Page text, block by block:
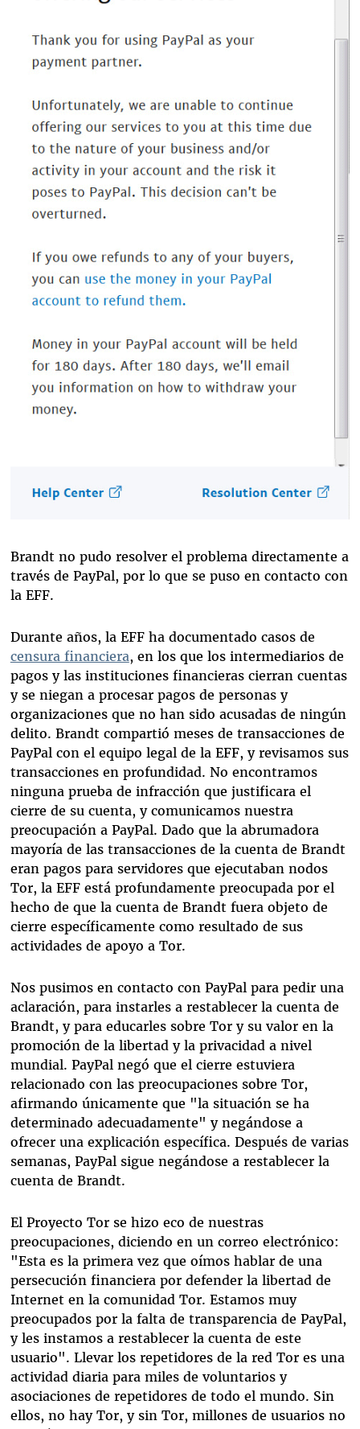
Brandt no pudo resolver el problema directamente a
través de PayPal, por lo que se puso en contacto con
la EFF.
Durante años, la EFF ha documentado casos de
censura financiera, en los que los intermediarios de
pagos y las instituciones financieras cierran cuentas
y se niegan a procesar pagos de personas y
organizaciones que no han sido acusadas de ningún
delito. Brandt compartió meses de transacciones de
PayPal con el equipo legal de la EFF, y revisamos sus
transacciones en profundidad. No encontramos
ninguna prueba de infracción que justificara el
cierre de su cuenta, y comunicamos nuestra
preocupación a PayPal. Dado que la abrumadora
mayoría de las transacciones de la cuenta de Brandt
eran pagos para servidores que ejecutaban nodos
Tor, la EFF está profundamente preocupada por el
hecho de que la cuenta de Brandt fuera objeto de
cierre específicamente como resultado de sus
actividades de apoyo a Tor.
Nos pusimos en contacto con PayPal para pedir una
aclaración, para instarles a restablecer la cuenta de
Brandt, y para educarles sobre Tor y su valor en la
promoción de la libertad y la privacidad a nivel
mundial. PayPal negó que el cierre estuviera
relacionado con las preocupaciones sobre Tor,
afirmando únicamente que "la situación se ha
determinado adecuadamente" y negándose a
ofrecer una explicación específica. Después de varias
semanas, PayPal sigue negándose a restablecer la
cuenta de Brandt.
El Proyecto Tor se hizo eco de nuestras
preocupaciones, diciendo en un correo electrónico:
"Esta es la primera vez que oímos hablar de una
persecución financiera por defender la libertad de
Internet en la comunidad Tor. Estamos muy
preocupados por la falta de transparencia de PayPal,
y les instamos a restablecer la cuenta de este
usuario". Llevar los repetidores de la red Tor es una
actividad diaria para miles de voluntarios y
asociaciones de repetidores de todo el mundo. Sin
ellos, no hay Tor, y sin Tor, millones de usuarios no